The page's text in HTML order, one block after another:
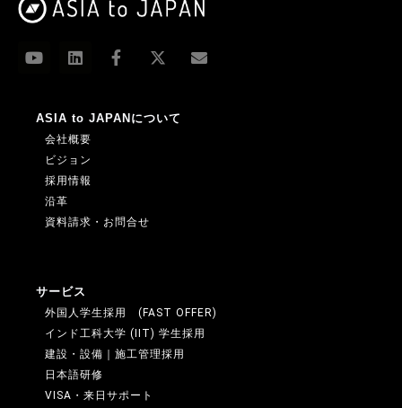
ASIA to JAPANについて
会社概要
ビジョン
採用情報
沿革
資料請求・お問合せ
サービス
外国人学生採用 (FAST OFFER)
インド工科大学 (IIT) 学生採用
建設・設備｜施工管理採用
日本語研修
VISA・来日サポート